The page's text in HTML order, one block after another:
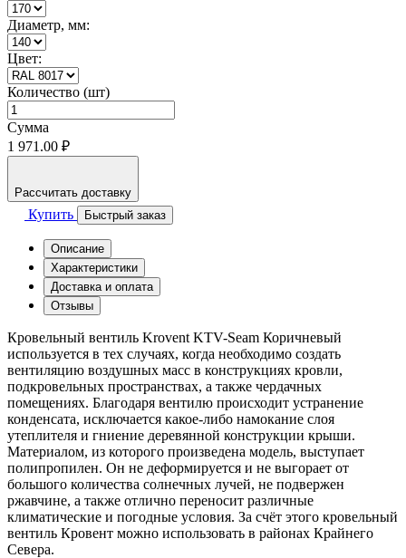
Диаметр, мм:
Цвет:
Количество (шт)
Сумма
1 971.00 ₽
Рассчитать доставку
Купить Быстрый заказ
Описание
Характеристики
Доставка и оплата
Отзывы
Кровельный вентиль Krovent KTV-Seam Коричневый
используется в тех случаях, когда необходимо создать
вентиляцию воздушных масс в конструкциях кровли,
подкровельных пространствах, а также чердачных
помещениях. Благодаря вентилю происходит устранение
конденсата, исключается какое-либо намокание слоя
утеплителя и гниение деревянной конструкции крыши.
Материалом, из которого произведена модель, выступает
полипропилен. Он не деформируется и не выгорает от
большого количества солнечных лучей, не подвержен
ржавчине, а также отлично переносит различные
климатические и погодные условия. За счёт этого кровельный
вентиль Кровент можно использовать в районах Крайнего
Севера.